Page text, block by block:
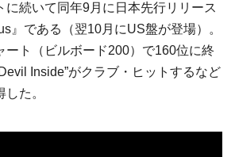
に続いて同年9月に日本先行リリース
』である（翌10月にUS盤が登場）。
ート（ビルボード200）で160位に終
Inside”がクラブ・ヒットするなど
た。